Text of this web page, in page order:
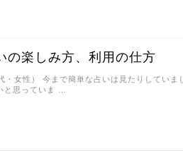
の楽しみ方、利用の仕方
・女性） 今まで簡単な占いは見たりしていま
と思っていま …